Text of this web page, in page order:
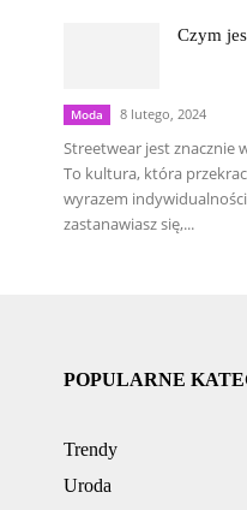
Czym
Moda 8 lutego, 2024
Streetwear jest znacznie
To kultura, która
wyrazem
zastanawiasz się,...
POPULARNE
Trendy
Uroda